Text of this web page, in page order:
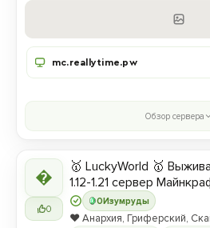
mc.reallytime.pw
Обзор сервера

0
0Изумруды
🥇 LuckyWorld 🥇
1.12-1.21 сервер
❤️ Анархия, Гриферский,